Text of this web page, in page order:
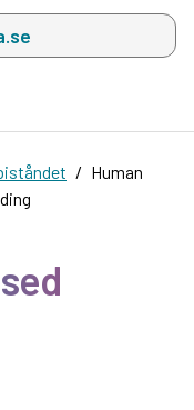
kommer att visas
Human